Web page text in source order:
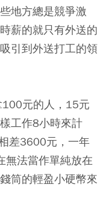
地方總是競爭激
薪的就只有外送的
引到外送打工的領
元的人，15元
工作8小時來計
差3600元，一年
法當作單純放在
筒的輕盈小硬幣來